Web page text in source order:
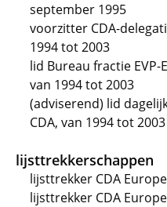
september 1995
voorzitter CDA-
1994 tot 2003
lid Bureau fractie EVP-
van 1994 tot 2003
(adviserend) lid
CDA, van 1994 tot 2003
lijsttrekkerschappen
lijsttrekker CDA
lijsttrekker CDA